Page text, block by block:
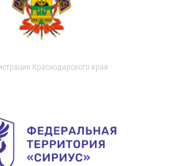
Краснодарского края